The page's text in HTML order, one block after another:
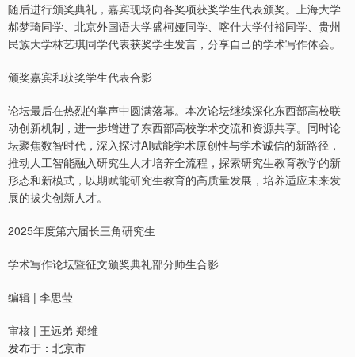
随后进行颁奖典礼，嘉宾现场向各奖项获奖学生代表颁奖。上海大学
郝梦琦同学、北京外国语大学盛柯娅同学、喀什大学付裕同学、贵州
民族大学林艺琪同学代表获奖学生发言，分享自己的学术写作体会。
颁奖嘉宾和获奖学生代表合影
论坛最后在热烈的掌声中圆满落幕。本次论坛继续深化东西部高校联
动创新机制，进一步增进了东西部高校学术交流和资源共享。同时论
坛聚焦数智时代，深入探讨AI赋能学术原创性与学术诚信的新路径，
推动人工智能融入研究生人才培养全流程，探索研究生教育教学的新
形态和新模式，以期赋能研究生教育的高质量发展，培养适应未来发
展的拔尖创新人才。
2025年度第六届长三角研究生
学术写作论坛暨征文颁奖典礼部分师生合影
编辑 | 李思莹
审核 | 王远弟 郑维
发布于：北京市